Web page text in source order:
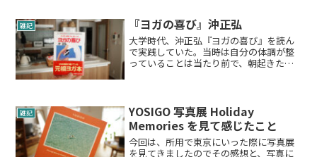
日々どんなことに頭を悩ませ、...
雑記 『ヨガの喜び』沖正弘
大学時代、沖正弘『ヨガの喜び』を読ん
で実践していた。当時は自分の体調が整
っていることは当たり前で、朝起きた一
いること、１日気分良く過...
雑記
YOSIGO 写真展 Holiday
Memories を見て感じたこと
今回は、所用で東京にいった際に写真展
を見てきましたのでその感想と、写真に